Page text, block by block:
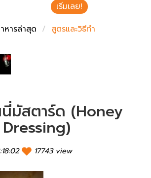
เริ่มเลย!
หารล่าสุด สูตรและวิธีทำ
มัสตาร์ด (Honey
17743 view